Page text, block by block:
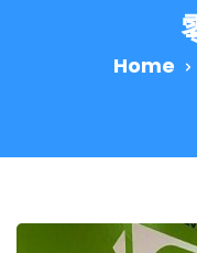
Home